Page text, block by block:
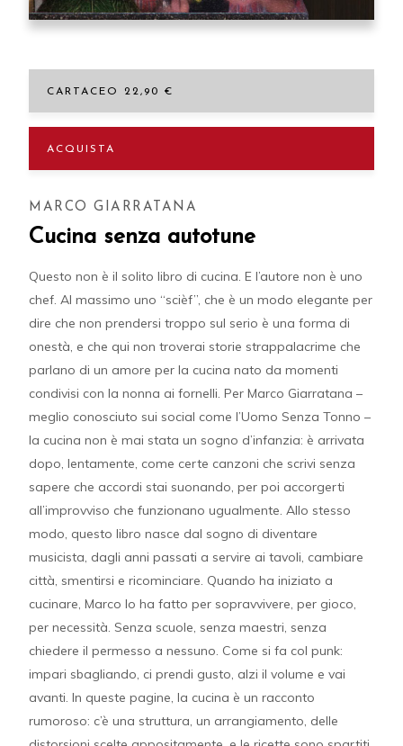
CARTACEO 22,90 €
ACQUISTA
MARCO GIARRATANA
Cucina senza autotune
Questo non è il solito libro di cucina. E l’autore non è uno
chef. Al massimo uno “scièf”, che è un modo elegante per
dire che non prendersi troppo sul serio è una forma di
onestà, e che qui non troverai storie strappalacrime che
parlano di un amore per la cucina nato da momenti
condivisi con la nonna ai fornelli. Per Marco Giarratana –
meglio conosciuto sui social come l’Uomo Senza Tonno –
la cucina non è mai stata un sogno d’infanzia: è arrivata
dopo, lentamente, come certe canzoni che scrivi senza
sapere che accordi stai suonando, per poi accorgerti
all’improvviso che funzionano ugualmente. Allo stesso
modo, questo libro nasce dal sogno di diventare
musicista, dagli anni passati a servire ai tavoli, cambiare
città, smentirsi e ricominciare. Quando ha iniziato a
cucinare, Marco lo ha fatto per sopravvivere, per gioco,
per necessità. Senza scuole, senza maestri, senza
chiedere il permesso a nessuno. Come si fa col punk:
impari sbagliando, ci prendi gusto, alzi il volume e vai
avanti. In queste pagine, la cucina è un racconto
rumoroso: c’è una struttura, un arrangiamento, delle